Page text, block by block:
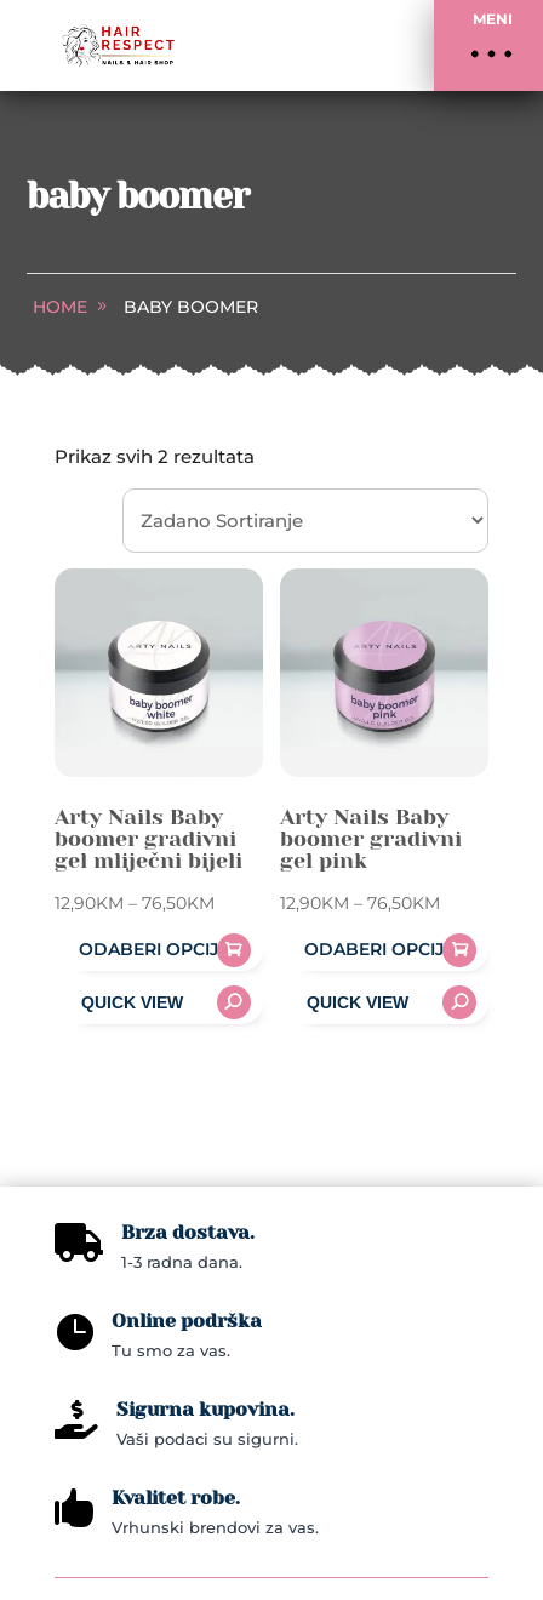
MENI
baby boomer
HOME BABY BOOMER
Prikaz svih 2 rezultata
Arty Nails Baby
boomer gradivni
gel mliječni bijeli
12,90KM – 76,50KMPrice
range:
12,90KM
through
ODABERI OPCIJE
product
the
Arty Nails Baby
boomer gradivni
gel pink
12,90KM – 76,50KM
range:
12,90KM
through
ODABERI OPCIJE
product
 Brza dostava.
1-3 radna dana.
 Online podrška
Tu smo za vas.
 Sigurna kupovina.
Vaši podaci su sigurni.
 Kvalitet robe.
Vrhunski brendovi za vas.